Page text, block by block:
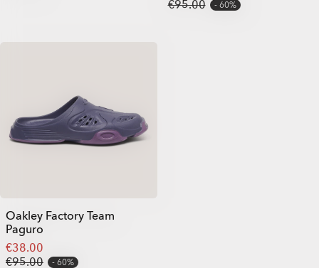
€95.00
60%
Oakley Factory Team
Paguro
€38.00
€95.00
60%